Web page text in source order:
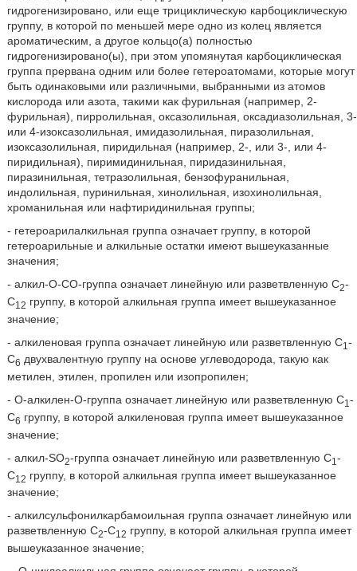
гидрогенизировано, или еще трициклическую карбоциклическую
группу, в которой по меньшей мере одно из колец является
ароматическим, а другое кольцо(а) полностью
гидрогенизировано(ы), при этом упомянутая карбоциклическая
группа прервана одним или более гетероатомами, которые могут
быть одинаковыми или различными, выбранными из атомов
кислорода или азота, такими как фурильная (например, 2-
фурильная), пирролильная, оксазолильная, оксадиазолильная, 3-
или 4-изоксазолильная, имидазолильная, пиразолильная,
изоксазолильная, пиридильная (например, 2-, или 3-, или 4-
пиридильная), пиримидинильная, пиридазинильная,
пиразинильная, тетразолильная, бензофуранильная,
индолильная, пуринильная, хинолильная, изохинолильная,
хроманильная или нафтиридинильная группы;
- гетероарилалкильная группа означает группу, в которой
гетероарильные и алкильные остатки имеют вышеуказанные
значения;
- алкил-О-СО-группа означает линейную или разветвленную С2-
С12 группу, в которой алкильная группа имеет вышеуказанное
значение;
- алкиленовая группа означает линейную или разветвленную С1 -
С6 двухвалентную группу на основе углеводорода, такую как
метилен, этилен, пропилен или изопропилен;
- О-алкилен-О-группа означает линейную или разветвленную С1 -
С6 группу, в которой алкиленовая группа имеет вышеуказанное
значение;
- алкил-SO2-группа означает линейную или разветвленную С1 -
С12 группу, в которой алкильная группа имеет вышеуказанное
значение;
- алкилсульфонилкарбамоильная группа означает линейную или
разветвленную С2-С12 группу, в которой алкильная группа имеет
вышеуказанное значение;